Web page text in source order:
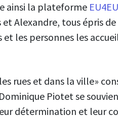
ainsi la plateforme EU4EU
Alexandre, tous épris
les personnes les
rues et dans la ville»
Piotet se
détermination et leur